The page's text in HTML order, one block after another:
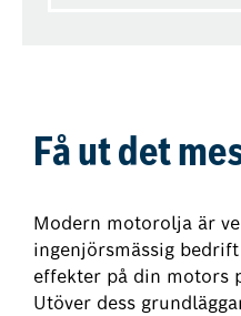
Få ut det
Modern motorolja är
ingenjörsmässig
effekter på din motors
Utöver dess